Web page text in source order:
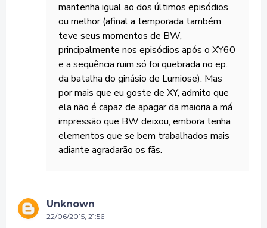
mantenha igual ao dos últimos episódios
ou melhor (afinal a temporada também
teve seus momentos de BW,
principalmente nos episódios após o XY60
e a sequência ruim só foi quebrada no ep.
da batalha do ginásio de Lumiose). Mas
por mais que eu goste de XY, admito que
ela não é capaz de apagar da maioria a má
impressão que BW deixou, embora tenha
elementos que se bem trabalhados mais
adiante agradarão os fãs.
Unknown
22/06/2015, 21:56